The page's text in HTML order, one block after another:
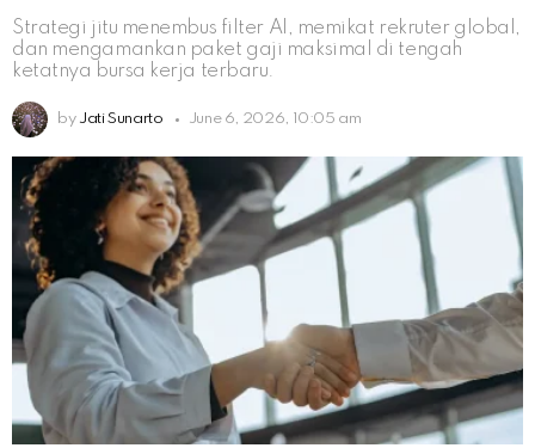
Strategi jitu menembus filter AI, memikat rekruter global,
dan mengamankan paket gaji maksimal di tengah
ketatnya bursa kerja terbaru.
by Jati Sunarto June 6, 2026, 10:05 am